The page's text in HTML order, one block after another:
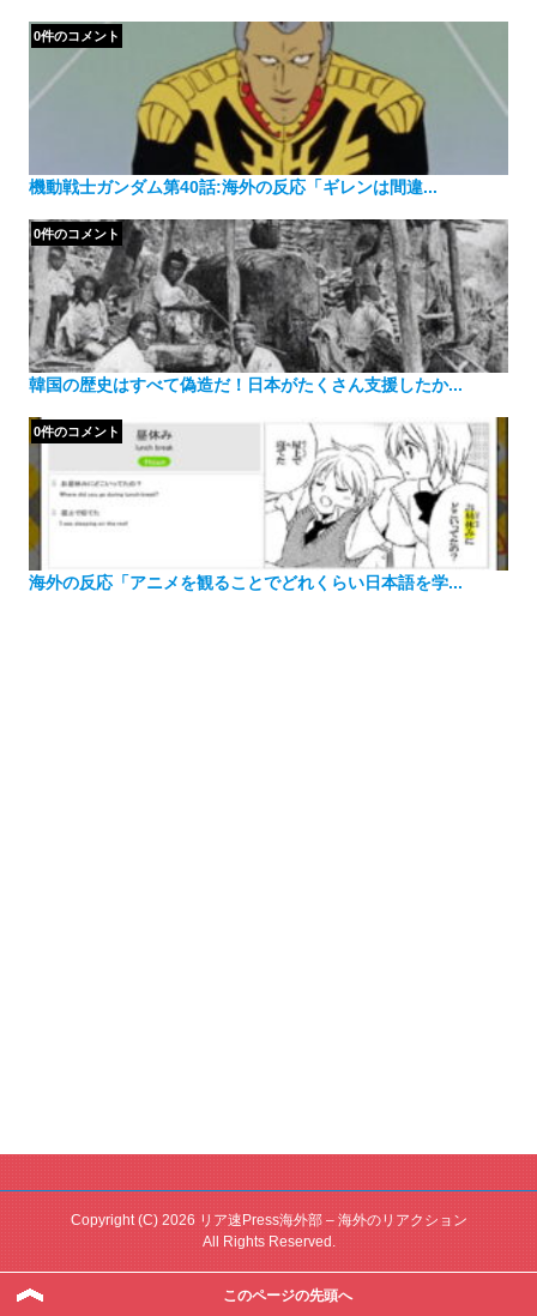
機動戦士ガンダム第40話:海外の反応「ギレンは間違...
0件のコメント
韓国の歴史はすべて偽造だ！日本がたくさん支援したか...
0件のコメント
海外の反応「アニメを観ることでどれくらい日本語を学...
0件のコメント
Copyright (C) 2026 リア速Press海外部 – 海外のリアクション
All Rights Reserved.
このページの先頭へ